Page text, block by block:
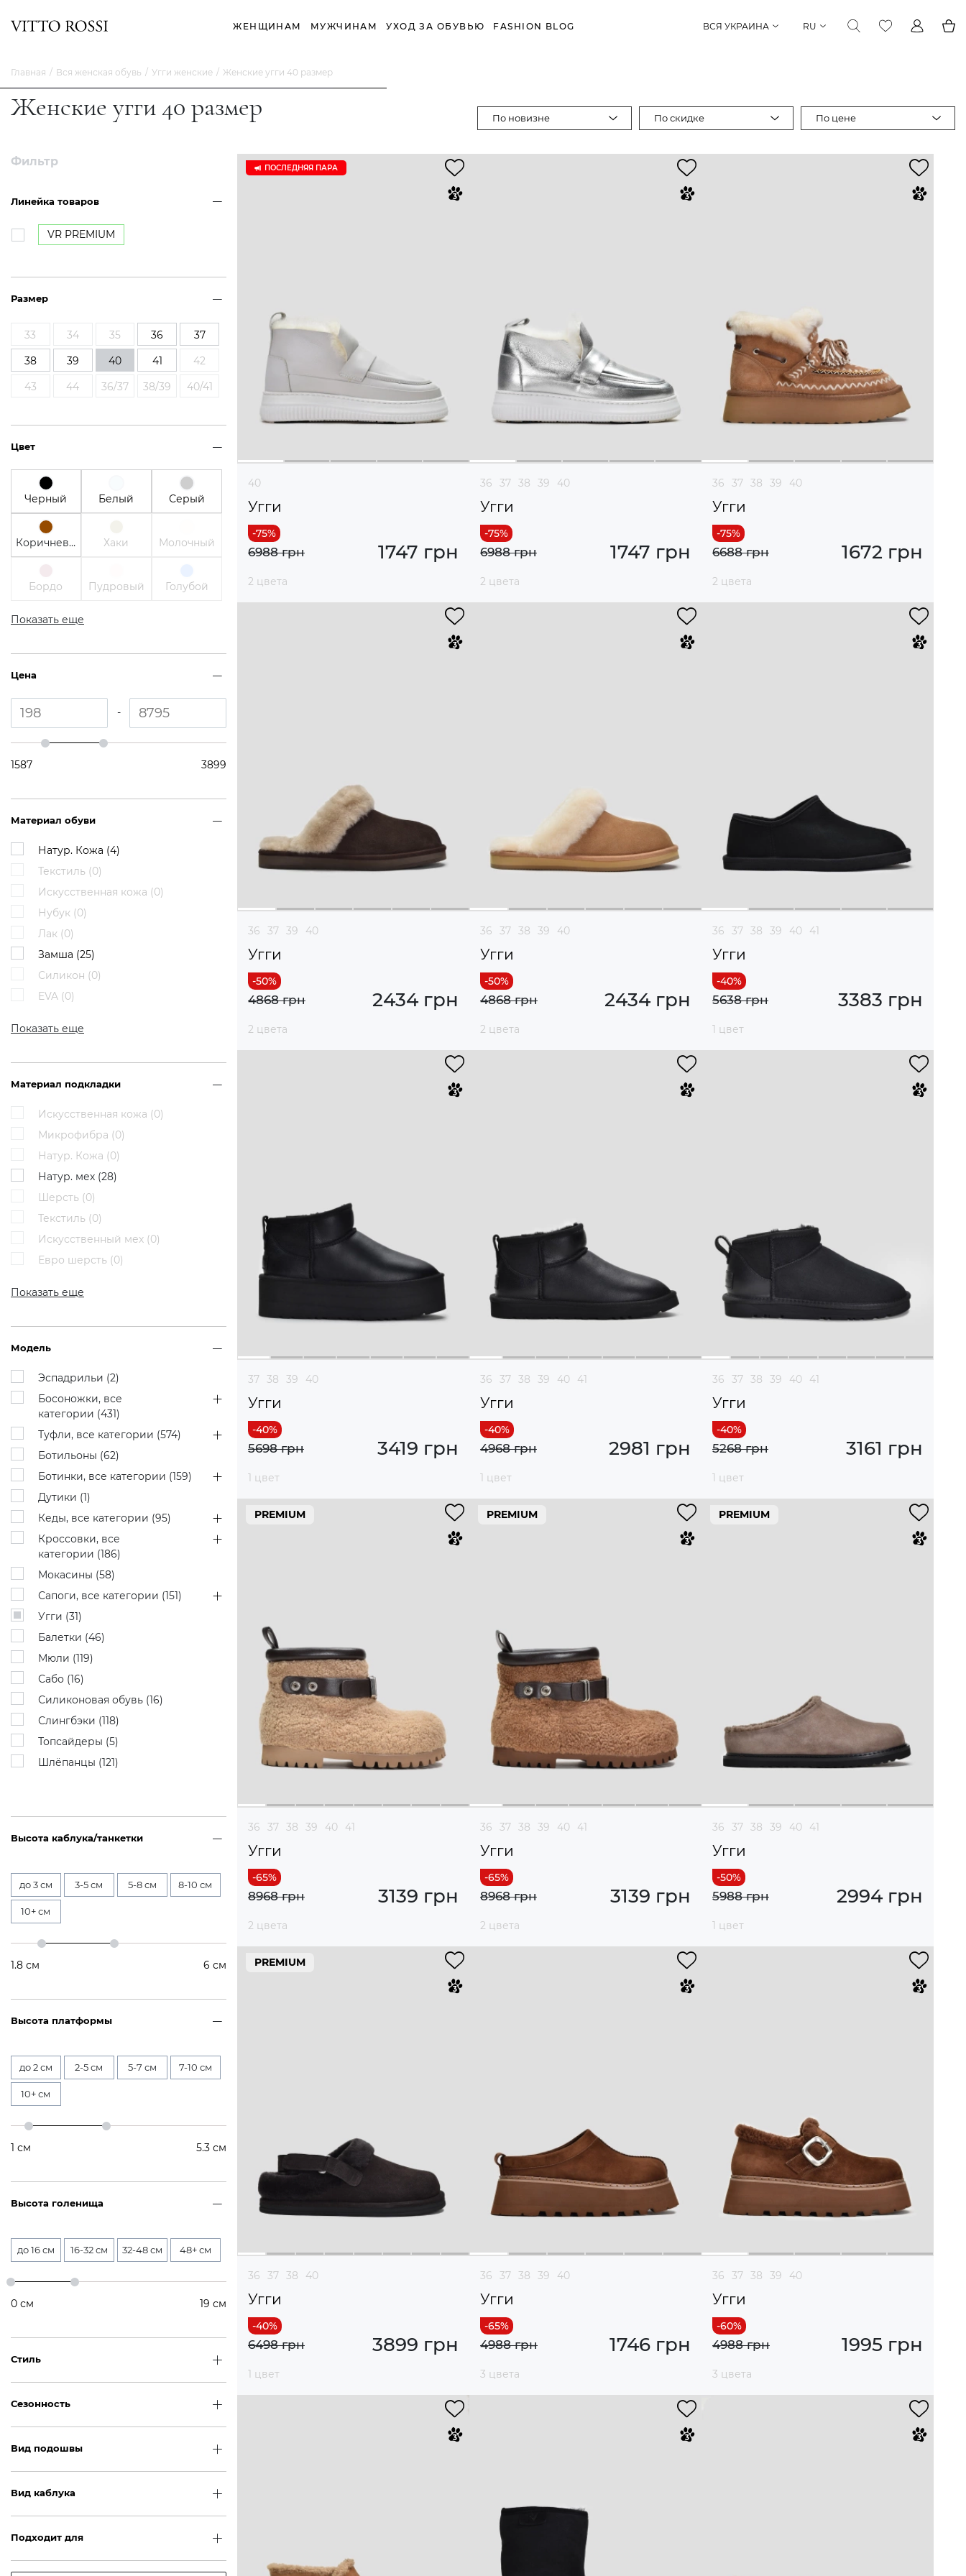
ЖЕНЩИНАМ МУЖЧИНАМ УХОД ЗА ОБУВЬЮ FASHION BLOG ВСЯ УКРАИНА RU
Главная Вся женская обувь Угги женские Женские угги 40 размер
Женские угги 40 размер По новизне По скидке По цене
Фильтр
Линейка товаров
VR PREMIUM
Размер
33 34 35 36
37
38
39 40 41
42
43
44 36/37 38/39 40/41
Цвет
Черный Белый Серый
Коричневый Хаки Молочный
Бордо Пудровый Голубой
Показать еще
Цена
-
1587 3899
Материал обуви
Натур. Кожа (4)
Текстиль (0)
Искусственная кожа (0)
Нубук (0)
Лак (0)
Замша (25)
Силикон (0)
EVA (0)
Показать еще
Материал подкладки
Искусственная кожа (0)
Микрофибра (0)
Натур. Кожа (0)
Натур. мех (28)
Шерсть (0)
Текстиль (0)
Искусственный мех (0)
Евро шерсть (0)
Показать еще
Модель
Эспадрильи (2)
Босоножки, все
категории (431)
Туфли, все категории (574)
Ботильоны (62)
Ботинки, все категории (159)
Дутики (1)
Кеды, все категории (95)
Кроссовки, все
категории (186)
Мокасины (58)
Сапоги, все категории (151)
Угги (31)
Балетки (46)
Мюли (119)
Сабо (16)
Силиконовая обувь (16)
Слингбэки (118)
Топсайдеры (5)
Шлёпанцы (121)
Высота каблука/танкетки
до 3 см 3-5 см 5-8 см 8-10 см
10+ см
1.8 см 6 см
Высота платформы
до 2 см 2-5 см 5-7 см 7-10 см
10+ см
1 см 5.3 см
Высота голенища
до 16 см 16-32 см 32-48 см 48+ см
0 см 19 см
Стиль
Сезонность
Вид подошвы
Вид каблука
Подходит для
ПОСЛЕДНЯЯ ПАРА
40
Угги
1747 грн
6988 грн
2 цвета
36 37 38 39 40
Угги
1747 грн
6988 грн
2 цвета
36 37 38 39 40
Угги
1672 грн
6688 грн
2 цвета
36 37 39 40
Угги
2434 грн
4868 грн
2 цвета
36 37 38 39 40
Угги
2434 грн
4868 грн
2 цвета
36 37 38 39 40 41
Угги
3383 грн
5638 грн
1 цвет
37 38 39 40
Угги
3419 грн
5698 грн
1 цвет
36 37 38 39 40 41
Угги
2981 грн
4968 грн
1 цвет
36 37 38 39 40 41
Угги
3161 грн
5268 грн
1 цвет
PREMIUM
36 37 38 39 40 41
Угги
3139 грн
8968 грн
2 цвета
PREMIUM
36 37 38 39 40 41
Угги
3139 грн
8968 грн
2 цвета
PREMIUM
36 37 38 39 40 41
Угги
2994 грн
5988 грн
1 цвет
PREMIUM
36 37 38 40
Угги
3899 грн
6498 грн
1 цвет
36 37 38 39 40
Угги
1746 грн
4988 грн
3 цвета
36 37 38 39 40
Угги
1995 грн
4988 грн
3 цвета